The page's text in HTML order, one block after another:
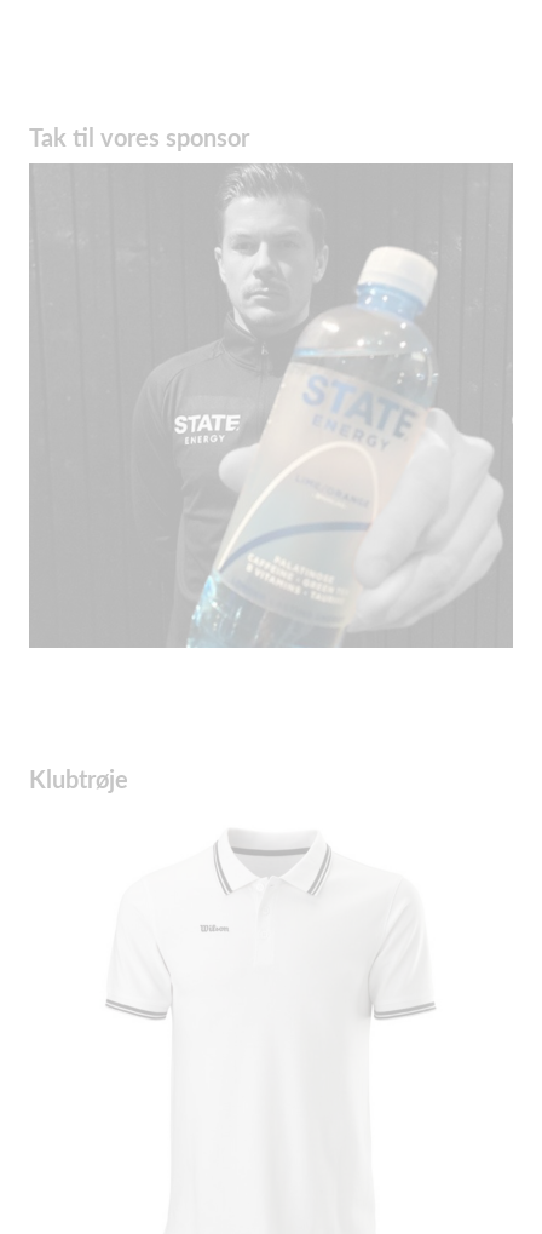
Tak til vores sponsor
Klubtrøje